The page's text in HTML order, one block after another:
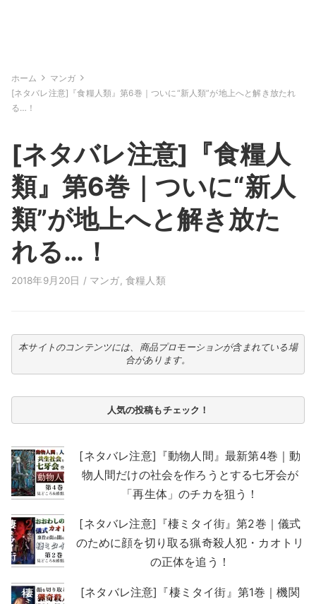
ホーム
マンガ
[ネタバレ注意]『食糧人類』第6巻｜ついに“新人類”が地上へと解き放たれ
る…！
[ネタバレ注意]『食糧人
類』第6巻｜ついに“新人
類”が地上へと解き放た
れる…！
2018年9月20日 / マンガ ,食糧人類
本サイトのコンテンツには、商品プロモーションが含まれている場
合があります。
人気の投稿もチェック！
[ネタバレ注意]『動物人間』最新第4巻｜動
物人間だけの社会を作ろうとする七牙会が
「再生体」のチカを狙う！
[ネタバレ注意]『棲ミタイ街』第2巻｜儀式
のために顔を切り取る猟奇殺人犯・カオトリ
の正体を追う！
[ネタバレ注意]『棲ミタイ街』第1巻｜機関